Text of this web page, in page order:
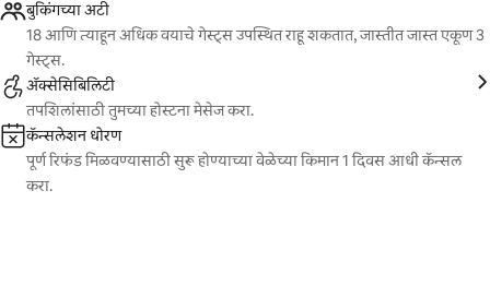
बुकिंगच्या अटी
18 आणि त्याहून अधिक वयाचे गेस्ट्स उपस्थित राहू शकतात, जास्तीत जास्त एकूण 3
गेस्ट्स.
ॲक्सेसिबिलिटी
तपशिलांसाठी तुमच्या होस्टना मेसेज करा.
कॅन्सलेशन धोरण
पूर्ण रिफंड मिळवण्यासाठी सुरू होण्याच्या वेळेच्या किमान 1 दिवस आधी कॅन्सल
करा.